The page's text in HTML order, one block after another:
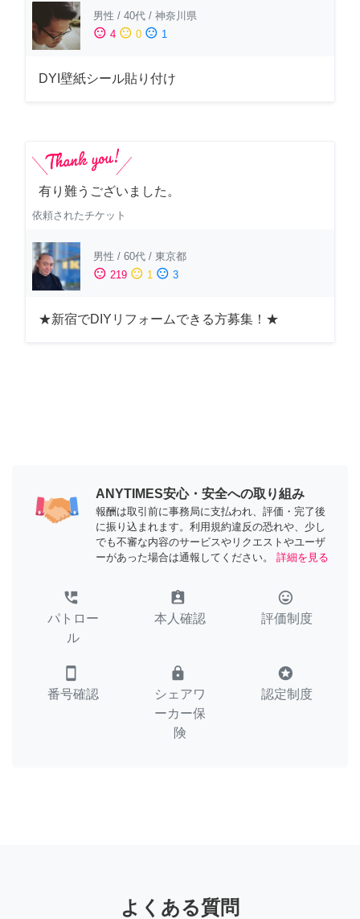
男性 / 40代 / 神奈川県
sentiment_satisfied 4 sentiment_neutral 0 sentiment_dissatisfied 1
DYI壁紙シール貼り付け
有り難うございました。
依頼されたチケット
男性 / 60代 / 東京都
sentiment_satisfied 219 sentiment_neutral 1 sentiment_dissatisfied 3
★新宿でDIYリフォームできる方募集！★
ANYTIMES安心・安全への取り組み
報酬は取引前に事務局に支払われ、評価・完了後
に振り込まれます。利用規約違反の恐れや、少し
でも不審な内容のサービスやリクエストやユーザ
ーがあった場合は通報してください。
詳細を見る
perm_phone_msg
パトロー
ル
assignment_ind
本人確認
tag_faces
評価制度
smartphone
番号確認
lock
シェアワ
ーカー保
険
stars
認定制度
よくある質問